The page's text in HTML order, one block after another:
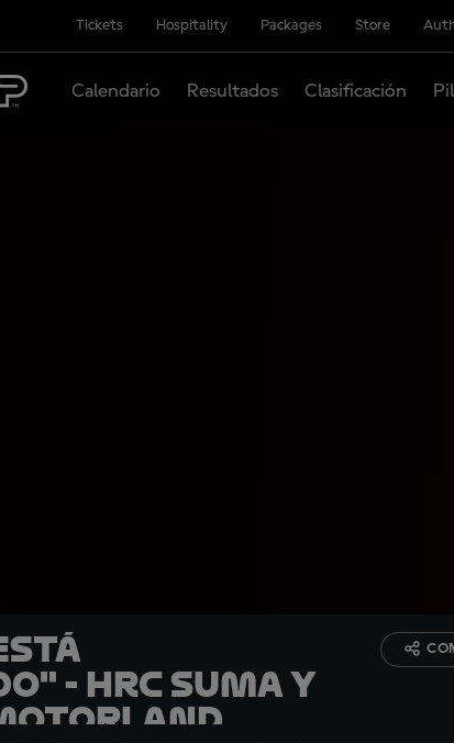
Tickets Hospitality Packages Store
Calendario Resultados Clasificación
- HRC suma y